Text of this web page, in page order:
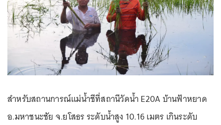
สำหรับสถานการณ์แม่น้ำชีที่สถานีวัดน้ำ E20A บ้านฟ้าหยาด
อ.มหาชนะชัย จ.ยโสธร ระดับน้ำสูง 10.16 เมตร เกินระดับ